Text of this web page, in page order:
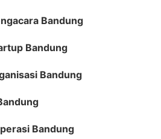
Bandung
Bandung
Bandung
Bandung